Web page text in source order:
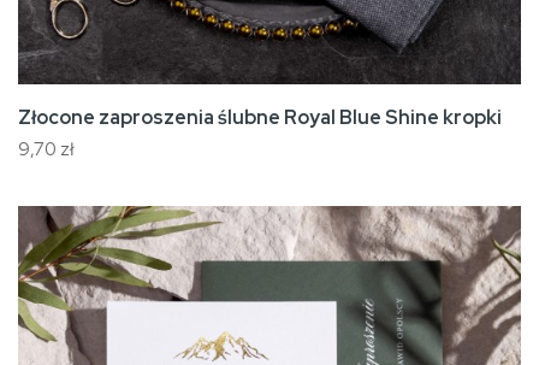
Złocone zaproszenia ślubne Royal Blue Shine kropki
9,70 zł